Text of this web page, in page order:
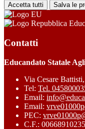
Accetta tutti Salva le
Contatti
Educandato Statale
Via Cesare
Tel: Tel.
Email:
Email:
PEC:
C.F.: 00668910235